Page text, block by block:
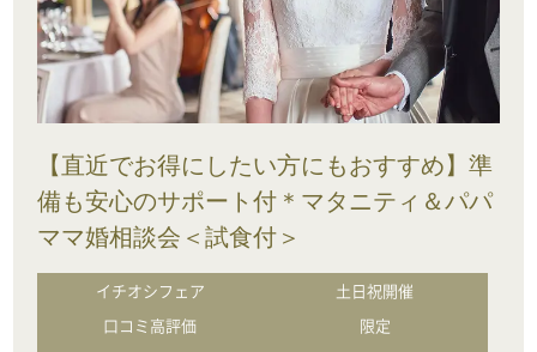
【直近でお得にしたい方にもおすすめ】準
備も安心のサポート付＊マタニティ＆パパ
ママ婚相談会＜試食付＞
イチオシフェア
土日祝開催
口コミ高評価
限定